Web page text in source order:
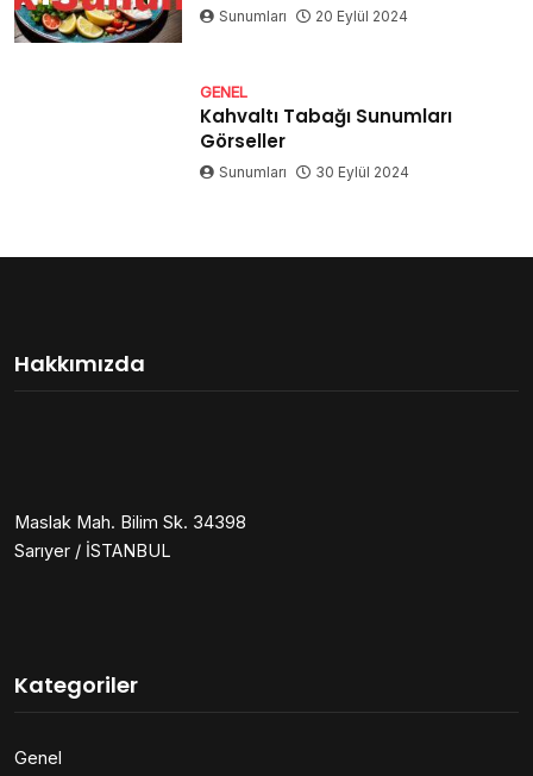
Sunumları 20 Eylül 2024
GENEL
Kahvaltı Tabağı Sunumları
Görseller
Sunumları 30 Eylül 2024
Hakkımızda
Maslak Mah. Bilim Sk. 34398
Sarıyer / İSTANBUL
Kategoriler
Genel